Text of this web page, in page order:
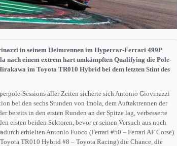
in seinem Heimrennen im Hypercar-Ferrari 499P
nach einem extrem hart umkämpften Qualifying die Pole-
im Toyota TR010 Hybrid bei dem letzten Stint des
Sessions aller Zeiten sicherte sich Antonio Giovinazzi
bei den sechs Stunden von Imola, dem Auftaktrennen der
bereits in den ersten Runden an der Spitze lag, verbesserte
ersten beiden Sektoren, bevor er seinen Versuch aus noch
erhielten Antonio Fuoco (Ferrari #50 – Ferrari AF Corse)
TR010 Hybrid #8 – Toyota Racing) die Chance, die